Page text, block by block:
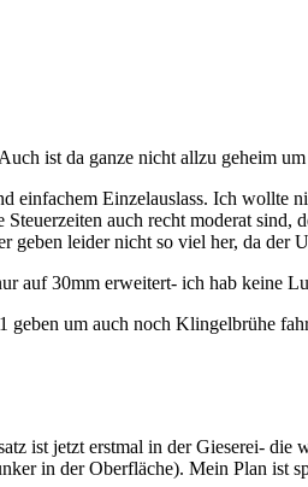
ist da ganze nicht allzu geheim
Einzelauslass. Ich wollte
auch recht moderat
leider nicht so viel her, da der
auf 30mm erweitert- ich hab keine
um auch noch Klingelbrühe
ist jetzt erstmal in der Gieserei- die
in der Oberfläche). Mein Plan ist